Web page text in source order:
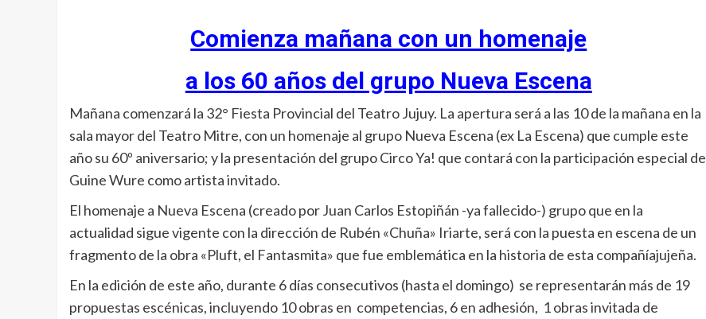
Comienza mañana con un homenaje
a los 60 años del grupo Nueva Escena
Mañana comenzará la 32° Fiesta Provincial del Teatro Jujuy. La apertura será a las 10 de la mañana en la
sala mayor del Teatro Mitre, con un homenaje al grupo Nueva Escena (ex La Escena) que cumple este
año su 60º aniversario; y la presentación del grupo Circo Ya! que contará con la participación especial de
Guine Wure como artista invitado.
El homenaje a Nueva Escena (creado por Juan Carlos Estopiñán -ya fallecido-) grupo que en la
actualidad sigue vigente con la dirección de Rubén «Chuña» Iriarte, será con la puesta en escena de un
fragmento de la obra «Pluft, el Fantasmita» que fue emblemática en la historia de esta compañíajujeña.
En la edición de este año, durante 6 días consecutivos (hasta el domingo) se representarán más de 19
propuestas escénicas, incluyendo 10 obras en competencias, 6 en adhesión, 1 obras invitada de